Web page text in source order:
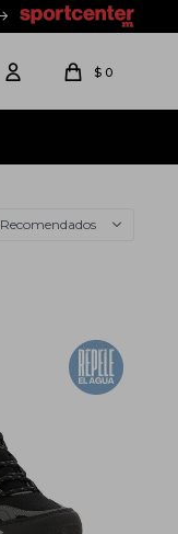
$ 0
Recomendados